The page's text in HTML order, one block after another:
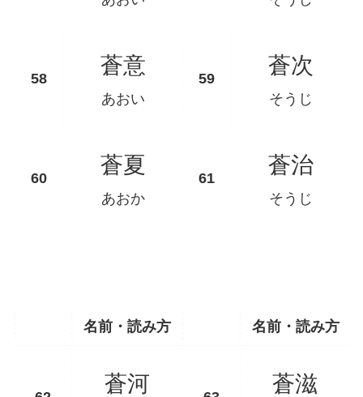
蒼意
あおい
蒼次
そうじ
蒼夏
あおか
蒼治
そうじ
名前・読み方 名前・読み方
蒼河 蒼滋